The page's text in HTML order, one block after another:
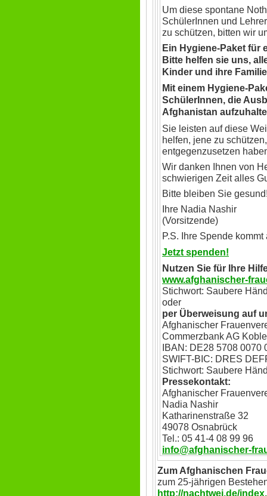
Um diese spontane
SchülerInnen und
zu schützen, bitten wir
Ein Hygiene-Paket für
Bitte helfen sie uns,
Kinder und ihre
Mit einem Hygiene-
SchülerInnen, die
Afghanistan
Sie leisten auf diese
helfen, jene zu
entgegenzusetzen
Wir danken Ihnen von
schwierigen Zeit alles
Bitte bleiben Sie
Ihre Nadia Nashir
(Vorsitzende)
P.S. Ihre Spende kommt
Jetzt spenden!
Nutzen Sie für Ihre
www.afghanischer-
Stichwort: Saubere
oder
per Überweisung auf
Afghanischer
Commerzbank AG
IBAN: DE28 5708 0070
SWIFT-BIC: DRES
Stichwort: Saubere
Pressekontakt:
Afghanischer
Nadia Nashir
Katharinenstraße 32
49078 Osnabrück
Tel.: 05 41-4 08 99 96
info@afghanischer-
Zum Afghanischen
zum 25-jährigen
http://nachtwei.de/